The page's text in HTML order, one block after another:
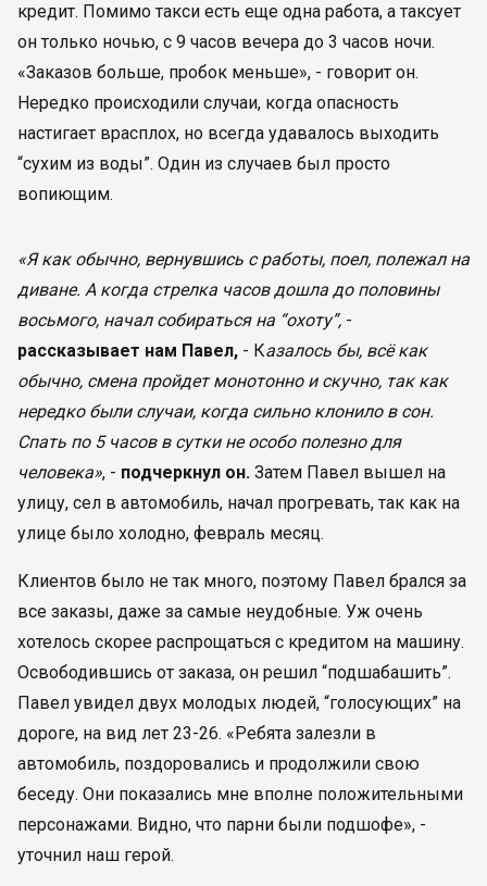
кредит. Помимо такси есть еще одна работа, а таксует
он только ночью, с 9 часов вечера до 3 часов ночи.
«Заказов больше, пробок меньше», - говорит он.
Нередко происходили случаи, когда опасность
настигает врасплох, но всегда удавалось выходить
“сухим из воды”. Один из случаев был просто
вопиющим.
«Я как обычно, вернувшись с работы, поел, полежал на
диване. А когда стрелка часов дошла до половины
восьмого, начал собираться на “охоту”, -
рассказывает нам Павел, - Казалось бы, всё как
обычно, смена пройдет монотонно и скучно, так как
нередко были случаи, когда сильно клонило в сон.
Спать по 5 часов в сутки не особо полезно для
человека», - подчеркнул он. Затем Павел вышел на
улицу, сел в автомобиль, начал прогревать, так как на
улице было холодно, февраль месяц.
Клиентов было не так много, поэтому Павел брался за
все заказы, даже за самые неудобные. Уж очень
хотелось скорее распрощаться с кредитом на машину.
Освободившись от заказа, он решил “подшабашить”.
Павел увидел двух молодых людей, “голосующих” на
дороге, на вид лет 23-26. «Ребята залезли в
автомобиль, поздоровались и продолжили свою
беседу. Они показались мне вполне положительными
персонажами. Видно, что парни были подшофе», -
уточнил наш герой.